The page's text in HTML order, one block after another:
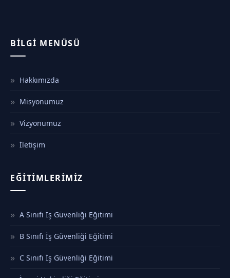
BILGI MENÜSÜ
Hakkımızda
Misyonumuz
Vizyonumuz
İletişim
EĞITIMLERIMIZ
A Sınıfı İş Güvenliği Eğitimi
B Sınıfı İş Güvenliği Eğitimi
C Sınıfı İş Güvenliği Eğitimi